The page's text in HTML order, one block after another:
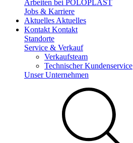
Arbeiten bei POLOPLAST
Jobs & Karriere
Aktuelles Aktuelles
Kontakt Kontakt
Standorte
Service & Verkauf
Verkaufsteam
Technischer Kundenservice
Unser Unternehmen